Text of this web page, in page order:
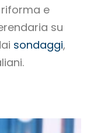
e
su
sondaggi,